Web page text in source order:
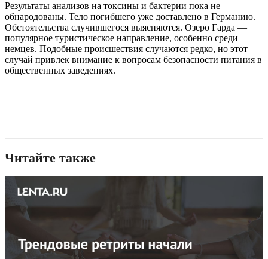
Результаты анализов на токсины и бактерии пока не
обнародованы. Тело погибшего уже доставлено в Германию.
Обстоятельства случившегося выясняются. Озеро Гарда —
популярное туристическое направление, особенно среди
немцев. Подобные происшествия случаются редко, но этот
случай привлек внимание к вопросам безопасности питания в
общественных заведениях.
Читайте также